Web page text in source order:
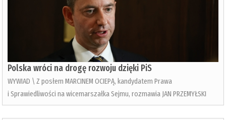
Polska wróci na drogę rozwoju dzięki PiS
WYWIAD \ Z posłem MARCINEM OCIEPĄ, kandydatem Prawa
i Sprawiedliwości na wicemarszałka Sejmu, rozmawia JAN PRZEMYŁSKI